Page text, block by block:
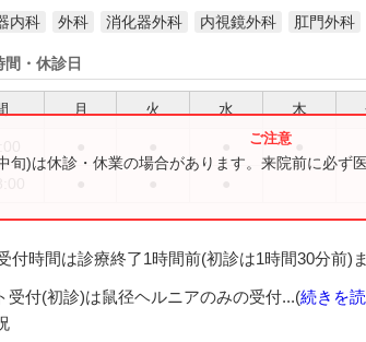
内科 外科 消化器外科 内視鏡外科 肛門外科
・休診日
月 火 水 木
旬)は休診・休業の場合があります。来院前に必ず
付時間は診療終了1時間前(初診は1時間30分前)
受付(初診)は鼠径ヘルニアのみの受付...(続きを